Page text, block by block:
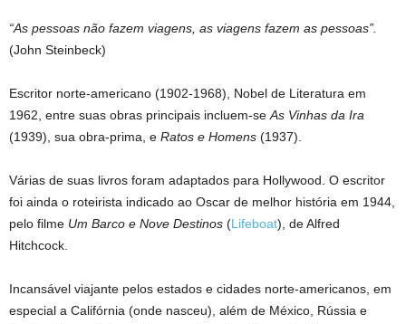
“As pessoas não fazem viagens, as viagens fazem as pessoas”.
(John Steinbeck)
Escritor norte-americano (1902-1968), Nobel de Literatura em
1962, entre suas obras principais incluem-seAs Vinhas da Ira
(1939), sua obra-prima, e Ratos e Homens (1937).
Várias de suas livros foram adaptados para Hollywood. O escritor
foi ainda o roteirista indicado ao Oscar de melhor história em 1944,
pelo filme Um Barco e Nove Destinos (Lifeboat), de Alfred
Hitchcock.
Incansável viajante pelos estados e cidades norte-americanos, em
especial a Califórnia (onde nasceu), além de México, Rússia e